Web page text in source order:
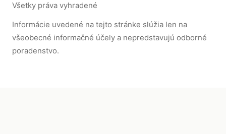
Všetky práva vyhradené
Informácie uvedené na tejto stránke slúžia len na
všeobecné informačné účely a nepredstavujú odborné
poradenstvo.